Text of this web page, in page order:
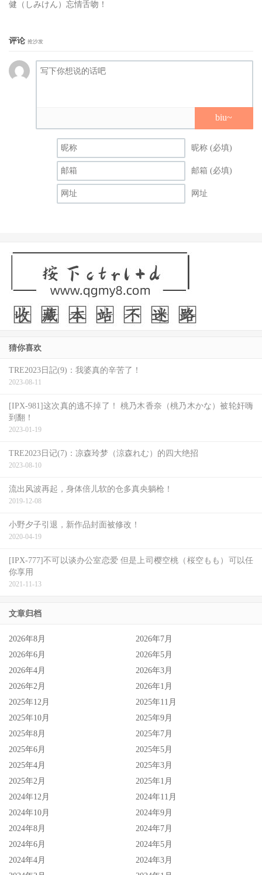
再加上现在找他的片商没有以前多(还记得他之前发文说会
考虑同人艾薇的邀约吗)，所以顺势退下来也没什么不好，
反正他在这一行已经待得够久，各种光怪陆离的事都看过
工作没有以前多那讲出来也没太多说服力，专心当个说书人
一样很吸睛：
所以不用担心，しみけん(清水健)只是不干女艺人了，以后
健（しみけん）忘情舌吻！
评论 抢沙发
biu~
昵称 (必填)
邮箱 (必填)
网址
猜你喜欢
TRE2023日記(9)：我婆真的辛苦了！
2023-08-11
[IPX-981]这次真的逃不掉了！ 桃乃木香奈（桃乃木かな）被轮奸嗨
到翻！
2023-01-19
TRE2023日记(7)：凉森玲梦（涼森れむ）的四大绝招
2023-08-10
流出风波再起，身体倍儿软的仓多真央躺枪！
2019-12-08
小野夕子引退，新作品封面被修改！
2020-04-19
[IPX-777]不可以谈办公室恋爱 但是上司樱空桃（桜空もも）可以任
你享用
2021-11-13
文章归档
2026年8月
2026年7月
2026年6月
2026年5月
2026年4月
2026年3月
2026年2月
2026年1月
2025年12月
2025年11月
2025年10月
2025年9月
2025年8月
2025年7月
2025年6月
2025年5月
2025年4月
2025年3月
2025年2月
2025年1月
2024年12月
2024年11月
2024年10月
2024年9月
2024年8月
2024年7月
2024年6月
2024年5月
2024年4月
2024年3月